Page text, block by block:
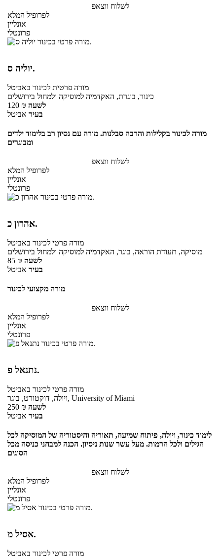
לשלוח ווצאפ
לפרופיל המלא
אונליין
פרונטלי
יוליה ס.
מורה פרטית לכינור באביטל
כינור, בוגרת, האקדמיה למוסיקה ולמחול בירושלים
120 ₪ לשעה
בעיר אביטל
מורה לכינור בקלילות והרבה סבלנות. מורה עם נסיון רב בלימוד ילדים
ומבוגרים
לשלוח ווצאפ
לפרופיל המלא
אונליין
פרונטלי
אהרון כ.
מורה פרטי לכינור באביטל
מוסיקה, תעודת הוראה, בוגר, האקדמיה למוסיקה ולמחול בירושלים
85 ₪ לשעה
בעיר אביטל
מורה מקצועי לכינור
לשלוח ווצאפ
לפרופיל המלא
אונליין
פרונטלי
נתנאל פ.
מורה פרטי לכינור באביטל
ויולה, דוקטורט, בוגר, University of Miami
250 ₪ לשעה
בעיר אביטל
לימוד כינור, ויולה, פיתוח שמיעה, תאוריה והיסטוריה של המוסיקה לכל
הגילים ולכל הרמות. מעל עשר שנות ניסיון. הכנה למבחני כניסה מכל
הסוגים
לשלוח ווצאפ
לפרופיל המלא
אונליין
פרונטלי
אסיל מ.
מורה פרטי לכינור באביטל